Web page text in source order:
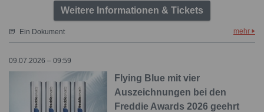
Weitere Informationen & Tickets
Ein Dokument mehr
09.07.2026 – 09:59
Flying Blue mit vier
Auszeichnungen bei den
Freddie Awards 2026 geehrt